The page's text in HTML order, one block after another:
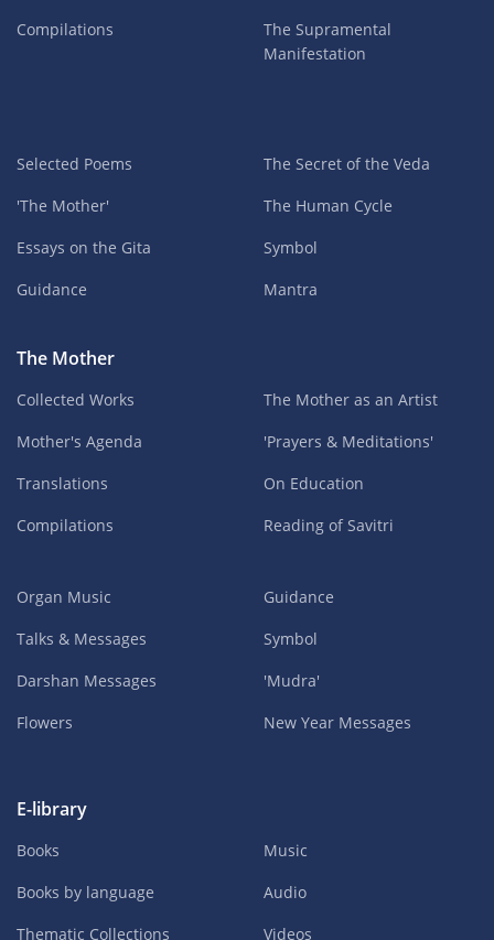
Compilations
The Supramental
Manifestation
Selected Poems
'The Mother'
Essays on the Gita
Guidance
The Secret of the Veda
The Human Cycle
Symbol
Mantra
The Mother
Collected Works
Mother's Agenda
Translations
Compilations
The Mother as an Artist
'Prayers & Meditations'
On Education
Reading of Savitri
Organ Music
Talks & Messages
Darshan Messages
Flowers
Guidance
Symbol
'Mudra'
New Year Messages
E-library
Books
Books by language
Thematic Collections
Music
Audio
Videos